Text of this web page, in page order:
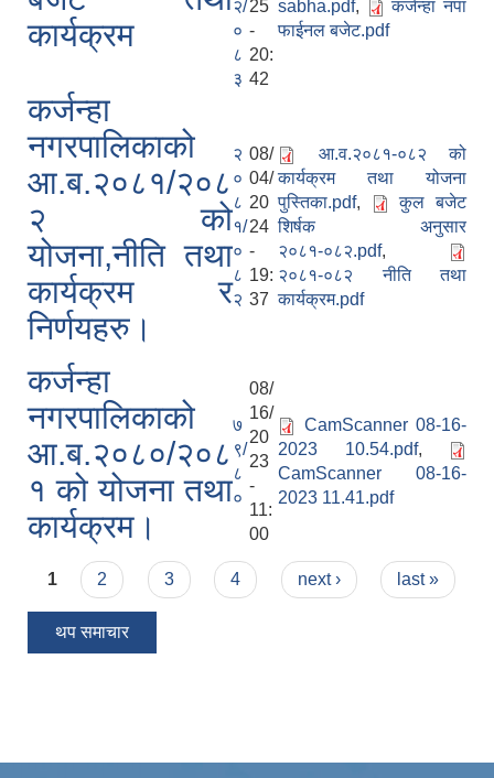
कार्यक्रम
२/
०
८
३
25
-
20:
42
sabha.pdf,
कर्जन्हा नपा
फाईनल बजेट.pdf
कर्जन्हा
नगरपालिकाको
आ.ब.२०८१/२०८
२ को
योजना,नीति तथा
कार्यक्रम र
निर्णयहरु।
२
०
८
१/
०
८
२
08/
04/
20
24
-
19:
37
आ.व.२०८१-०८२ को
कार्यक्रम तथा योजना
पुस्तिका.pdf,
कुल बजेट
शिर्षक अनुसार
२०८१-०८२.pdf,
२०८१-०८२ नीति तथा
कार्यक्रम.pdf
कर्जन्हा
नगरपालिकाको
आ.ब.२०८०/२०८
१ को योजना तथा
कार्यक्रम।
७
९/
८
०
08/
16/
20
23
-
11:
00
CamScanner 08-16-
2023 10.54.pdf,
CamScanner 08-16-
2023 11.41.pdf
Pages
1 2 3 4 next › last »
थप समाचार